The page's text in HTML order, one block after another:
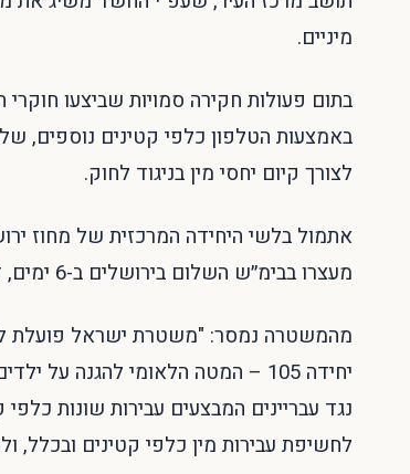
מיניים.
בתום פעולות חקירה סמויות שביצעו
באמצעות הטלפון כלפי קטינים נוספים,
לצורך קיום יחסי מין בניגוד לחוק.
מעצרו בבימ״ש השלום בירושלים ב-6 ימים, זאת עד ליום 24.10.22. החקירה נמשכת.
מהמשטרה נמסר: "משטרת ישראל פועלת
יחידה 105 – המטה הלאומי להגנה
נגד עבריינים המבצעים עבירות שונות
לחשיפת עבירות מין כלפי קטינים ובכלל,